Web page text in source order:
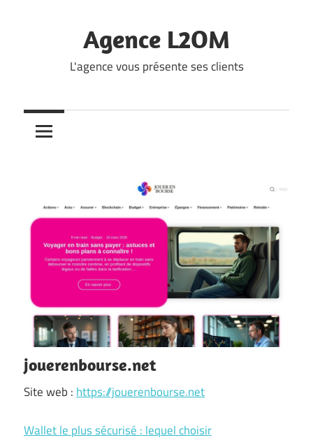
Agence L2OM
L'agence vous présente ses clients
jouerenbourse.net
Site web : https://jouerenbourse.net
Wallet le plus sécurisé : lequel choisir